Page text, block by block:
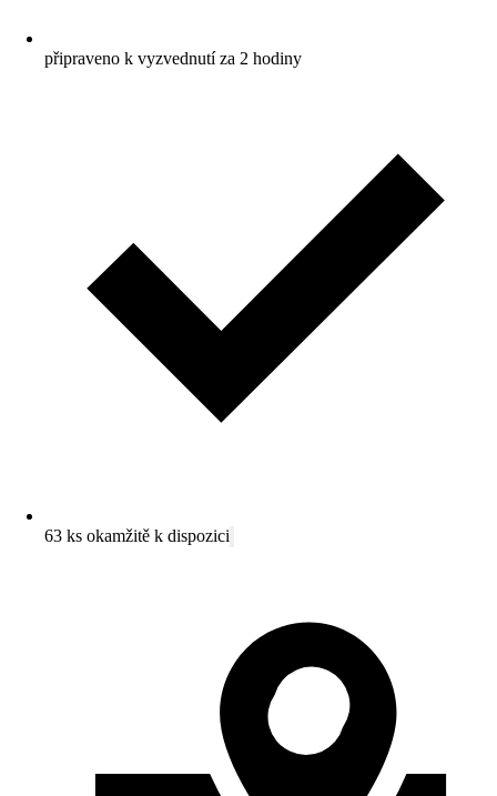
připraveno k vyzvednutí za 2 hodiny
63 ks okamžitě k dispozici